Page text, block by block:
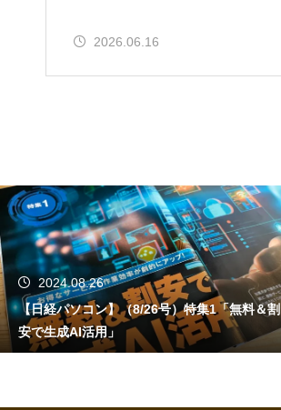
2026.06.16
2024.06.24
【日経パソコン】（6/24号）【生成AIで日常が
劇的変化 最終回】 AI時代のアプリケーション
／サービス